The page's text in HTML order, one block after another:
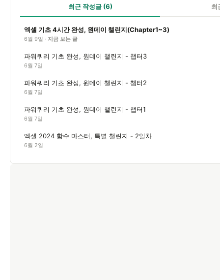
최근 작성글 (6) 최
엑셀 기초 4시간 완성, 원데이 챌린지(Chapter1~3)
6월 9일 · 지금 보는 글
파워쿼리 기초 완성, 원데이 챌린지 - 챕터3
6월 7일
파워쿼리 기초 완성, 원데이 챌린지 - 챕터2
6월 7일
파워쿼리 기초 완성, 원데이 챌린지 - 챕터1
6월 7일
엑셀 2024 함수 마스터, 특별 챌린지 - 2일차
6월 2일